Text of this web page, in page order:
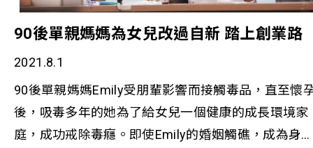
90後單親媽媽為女兒改過自新 踏上創業路
2021.8.1
90後單親媽媽Emily受朋輩影響而接觸毒品，直至懷
後，吸毒多年的她為了給女兒一個健康的成長環境家
庭，成功戒除毒癮。即使Emily的婚姻觸礁，成為身